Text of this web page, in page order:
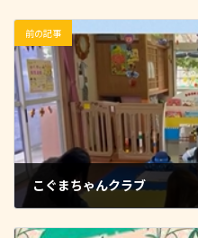
前の記事
こぐまちゃんクラブ